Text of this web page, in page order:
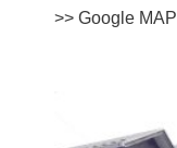
>> Google MAP